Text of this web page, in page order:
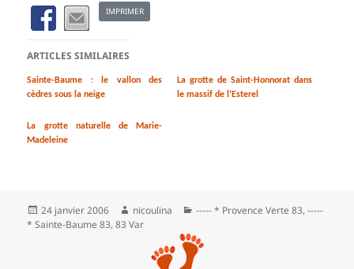
IMPRIMER
ARTICLES SIMILAIRES
Sainte-Baume : le vallon des
cèdres sous la neige
La grotte de Saint-Honnorat dans
le massif de l’Esterel
La grotte naturelle de Marie-
Madeleine
Publié
le
24 janvier 2006 Auteur
nicoulina Catégories
----- * Provence Verte 83,-----
* Sainte-Baume 83,83 Var